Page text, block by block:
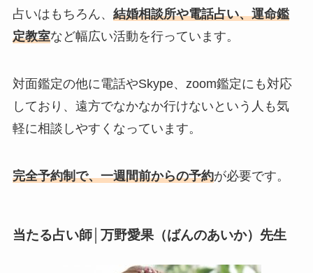
占いはもちろん、 結婚相談所や電話占い、運命鑑
定教室など幅広い活動を行っています。
対面鑑定の他に電話やSkype、zoom鑑定にも対応
しており、遠方でなかなか行けないという人も気
軽に相談しやすくなっています。
完全予約制で、一週間前からの予約が必要です。
当たる占い師│万野愛果（ばんのあいか）先生